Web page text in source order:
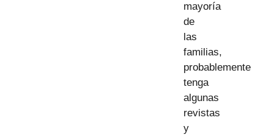
mayoría
de
las
familias,
probablemente
tenga
algunas
revistas
y